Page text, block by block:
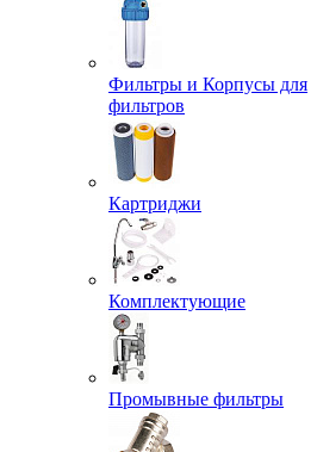
Фильтры и Корпусы для
фильтров
Картриджи
Комплектующие
Промывные фильтры